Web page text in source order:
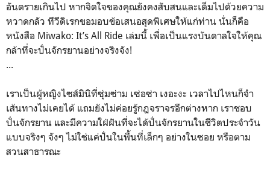
อันตรายเกินไป หากจิตใจของคุณยังคงสับสนและเต็มไปด้วยความ
หวาดกลัว ทีวีดิเรกขอมอบข้อเสนอสุดพิเศษให้แก่ท่าน นั่นก็คือ
หนังสือ Miwako: It’s All Ride เล่มนี้ เพื่อเป็นแรงบันดาลใจให้คุณ
กล้าที่จะปั่นจักรยานอย่างจริงจัง!
...
เราเป็นผู้หญิงไซส์มินิที่ซุ่มซ่าม เซ่อซ่า เงอะงะ เวลาไปไหนก็จำ
เส้นทางไม่เคยได้ แถมยังไม่ค่อยรู้กฎจราจรอีกต่างหาก เราชอบ
ปั่นจักรยาน และมีความใฝ่ฝันที่จะได้ปั่นจักรยานในชีวิตประจำวัน
แบบจริงๆ จังๆ ไม่ใช่แค่ปั่นในพื้นที่เล็กๆ อย่างในซอย หรือตาม
สวนสาธารณะ